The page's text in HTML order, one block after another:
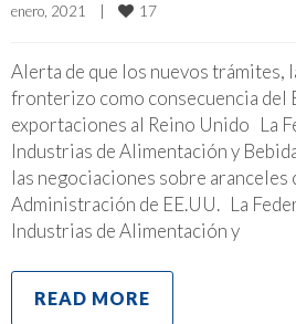
enero, 2021
17
Alerta de que los nuevos trámites,
fronterizo como consecuencia del
exportaciones al Reino Unido La
Industrias de Alimentación y
las negociaciones sobre aranceles
Administración de EE.UU. La
Industrias de Alimentación y
READ MORE